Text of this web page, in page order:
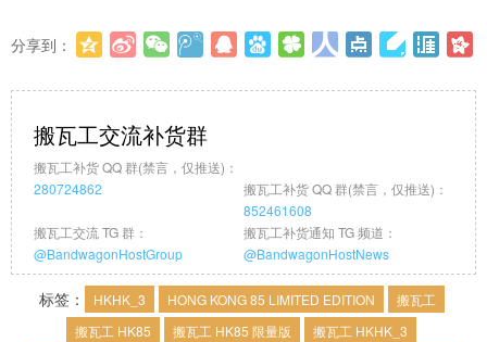
分享到：
搬瓦工交流补货群
搬瓦工补货 QQ 群(禁言，仅推送)：
280724862
搬瓦工补货 QQ 群(禁言，仅推送)：
852461608
搬瓦工交流 TG 群：
@BandwagonHostGroup
搬瓦工补货通知 TG 频道：
@BandwagonHostNews
标签： HKHK_3 HONG KONG 85 LIMITED EDITION
搬瓦工
搬瓦工 HK85
搬瓦工 HK85 限量版
搬瓦工 HKHK_3